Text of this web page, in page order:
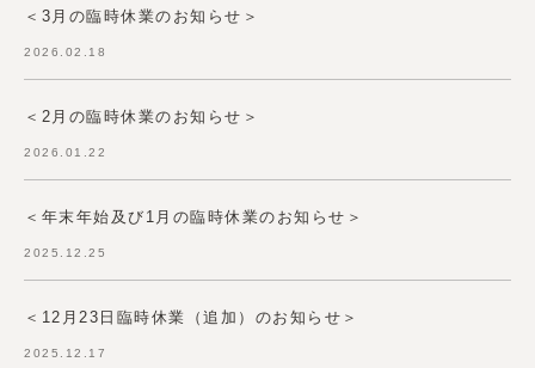
＜3月の臨時休業のお知らせ＞
2026.02.18
＜2月の臨時休業のお知らせ＞
2026.01.22
＜年末年始及び1月の臨時休業のお知らせ＞
2025.12.25
＜12月23日臨時休業（追加）のお知らせ＞
2025.12.17